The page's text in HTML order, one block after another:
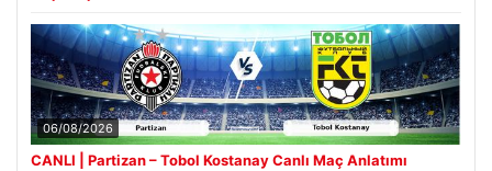
06/08/2026
CANLI | Partizan – Tobol Kostanay Canlı Maç Anlatımı